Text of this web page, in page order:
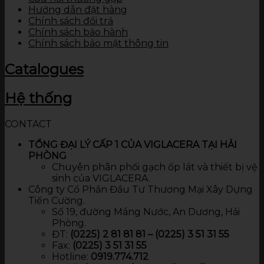
Hướng dẫn đặt hàng
Chính sách đổi trả
Chính sách bảo hành
Chính sách bảo mật thông tin
Catalogues
Hệ thống
CONTACT
TỔNG ĐẠI LÝ CẤP 1 CỦA VIGLACERA TẠI HẢI
PHÒNG
Chuyên phân phối gạch ốp lát và thiết bị vệ
sinh của VIGLACERA.
Công ty Cổ Phần Đầu Tư Thương Mại Xây Dựng
Tiến Cường.
Số 19, đường Máng Nước, An Dương, Hải
Phòng.
ĐT: (0225) 2 81 81 81 – (0225) 3 51 31 55
Fax: (0225) 3 51 31 55
Hotline: 0919.774.712​